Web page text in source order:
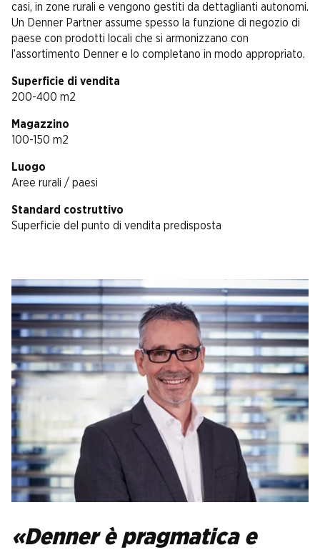
casi, in zone rurali e vengono gestiti da dettaglianti autonomi.
Un Denner Partner assume spesso la funzione di negozio di
paese con prodotti locali che si armonizzano con
l’assortimento Denner e lo completano in modo appropriato.
Superficie di vendita
200-400 m2
Magazzino
100-150 m2
Luogo
Aree rurali / paesi
Standard costruttivo
Superficie del punto di vendita predisposta
«Denner è pragmatica e